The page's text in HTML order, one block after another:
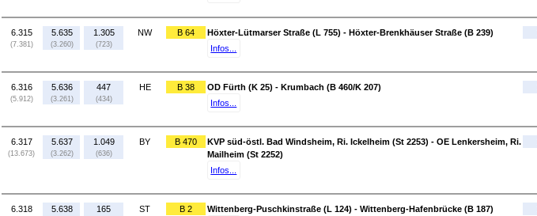
6.315
(7.381)
5.635
(3.260)
1.305
(723)
NW B 64
Höxter-Lütmarser Straße (L 755) - Höxter-Brenkhäuser Straße (B 239)
Infos...
6.316
(5.912)
5.636
(3.261)
447
(434)
HE B 38
OD Fürth (K 25) - Krumbach (B 460/K 207)
Infos...
6.317
(13.673)
5.637
(3.262)
1.049
(636)
BY B 470
KVP süd-östl. Bad Windsheim, Ri. Ickelheim (St 2253) - OE Lenkersheim, Ri.
Mailheim (St 2252)
Infos...
6.318 5.638 165 ST B 2
Wittenberg-Puschkinstraße (L 124) - Wittenberg-Hafenbrücke (B 187)